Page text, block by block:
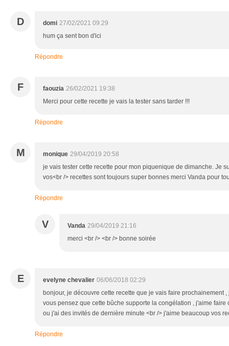
D domi 27/02/2021 09:29
hum ça sent bon d'ici
Répondre
F faouzia 26/02/2021 19:38
Merci pour cette recette je vais la tester sans tarder !!!
Répondre
M monique 29/04/2019 20:58
je vais tester cette recette pour mon piquenique de dimanche. Je
vos<br /> recettes sont toujours super bonnes merci Vanda pour
Répondre
V Vanda 29/04/2019 21:16
merci <br /> <br /> bonne soirée
E evelyne chevalier 06/06/2018 02:29
bonjour, je découvre cette recette que je vais faire prochainement
vous pensez que cette bûche supporte la congélation , j'aime faire
ou j'ai des invités de dernière minute <br /> j'aime beaucoup vos
Répondre